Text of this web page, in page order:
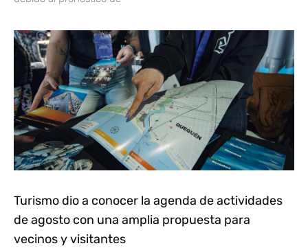
Turismo dio a conocer la agenda de actividades
de agosto con una amplia propuesta para
vecinos y visitantes